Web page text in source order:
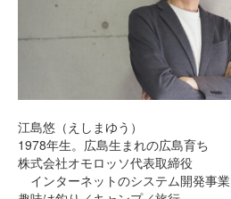
江島悠（えしまゆう）
1978年生。広島生まれの広島育ち
株式会社オモロッソ代表取締役
インターネットのシステム開発事業